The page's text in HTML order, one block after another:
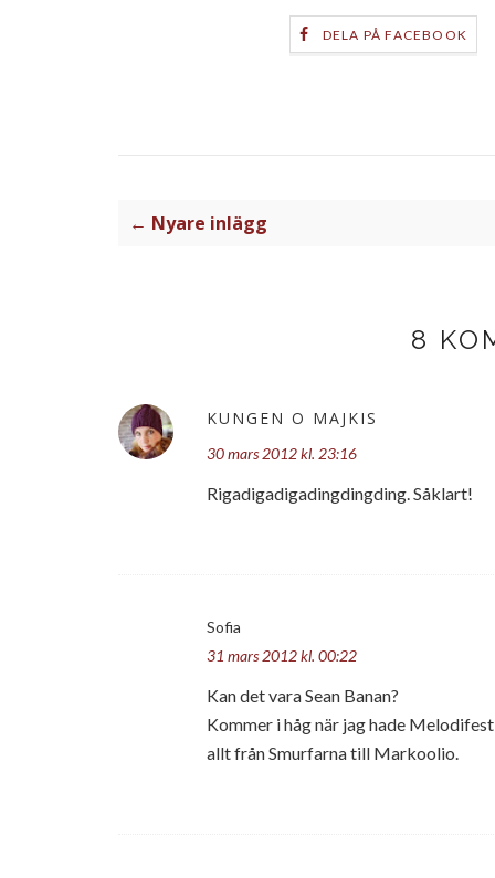
DELA PÅ FACEBOOK
← Nyare inlägg
8
KUNGEN O MAJKIS
30 mars 2012 kl. 23:16
Rigadigadigadingdingding. Såklart!
Sofia
31 mars 2012 kl. 00:22
Kan det vara Sean Banan?
Kommer i håg när jag hade
allt från Smurfarna till Markoolio.